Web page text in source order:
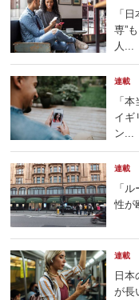
「
専”
人...
連載
「
イギ
ン...
連載
「
性が
連載
日
が長